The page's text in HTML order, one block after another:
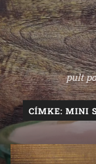
pult
CÍMKE: MINI